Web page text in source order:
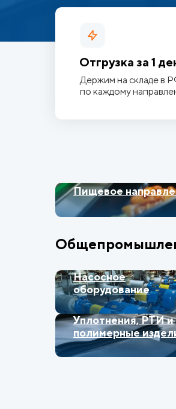
Отгрузка за 1
Держим на складе в
по каждому
Пищевое
Насосное
оборудование
Уплотнения, РТИ и
полимерные